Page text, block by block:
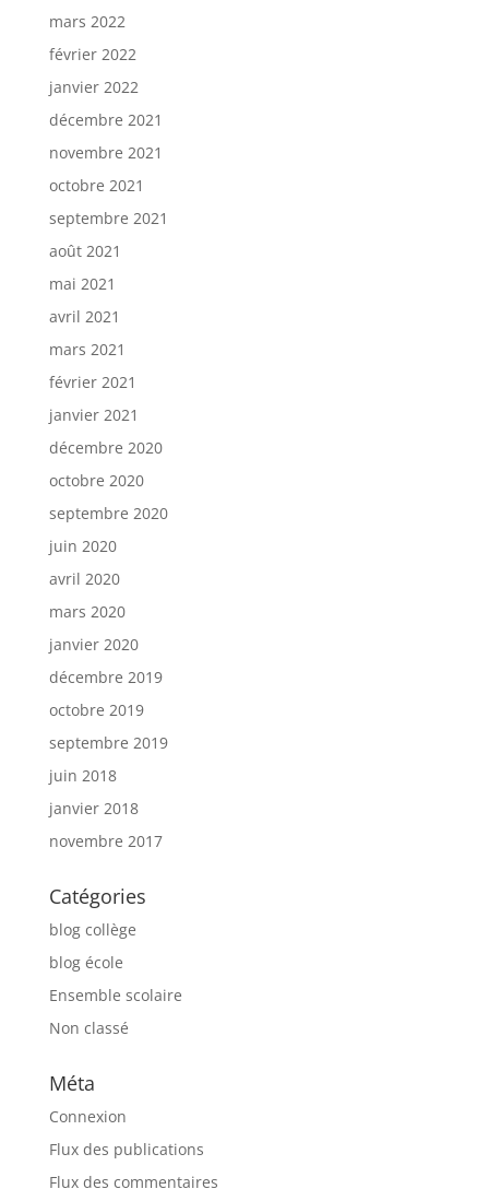
mars 2022
février 2022
janvier 2022
décembre 2021
novembre 2021
octobre 2021
septembre 2021
août 2021
mai 2021
avril 2021
mars 2021
février 2021
janvier 2021
décembre 2020
octobre 2020
septembre 2020
juin 2020
avril 2020
mars 2020
janvier 2020
décembre 2019
octobre 2019
septembre 2019
juin 2018
janvier 2018
novembre 2017
Catégories
blog collège
blog école
Ensemble scolaire
Non classé
Méta
Connexion
Flux des publications
Flux des commentaires